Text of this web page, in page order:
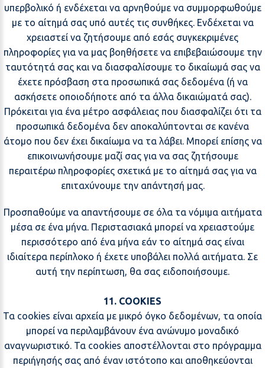
υπερβολικό ή ενδέχεται να αρνηθούμε να συμμορφωθούμε
με το αίτημά σας υπό αυτές τις συνθήκες. Ενδέχεται να
χρειαστεί να ζητήσουμε από εσάς συγκεκριμένες
πληροφορίες για να μας βοηθήσετε να επιβεβαιώσουμε την
ταυτότητά σας και να διασφαλίσουμε το δικαίωμά σας να
έχετε πρόσβαση στα προσωπικά σας δεδομένα (ή να
ασκήσετε οποιοδήποτε από τα άλλα δικαιώματά σας).
Πρόκειται για ένα μέτρο ασφάλειας που διασφαλίζει ότι τα
προσωπικά δεδομένα δεν αποκαλύπτονται σε κανένα
άτομο που δεν έχει δικαίωμα να τα λάβει. Μπορεί επίσης να
επικοινωνήσουμε μαζί σας για να σας ζητήσουμε
περαιτέρω πληροφορίες σχετικά με το αίτημά σας για να
επιταχύνουμε την απάντησή μας.
Προσπαθούμε να απαντήσουμε σε όλα τα νόμιμα αιτήματα
μέσα σε ένα μήνα. Περιστασιακά μπορεί να χρειαστούμε
περισσότερο από ένα μήνα εάν το αίτημά σας είναι
ιδιαίτερα περίπλοκο ή έχετε υποβάλει πολλά αιτήματα. Σε
αυτή την περίπτωση, θα σας ειδοποιήσουμε.
11. COOKIES
Τα cookies είναι αρχεία με μικρό όγκο δεδομένων, τα οποία
μπορεί να περιλαμβάνουν ένα ανώνυμο μοναδικό
αναγνωριστικό. Τα cookies αποστέλλονται στο πρόγραμμα
περιήγησής σας από έναν ιστότοπο και αποθηκεύονται